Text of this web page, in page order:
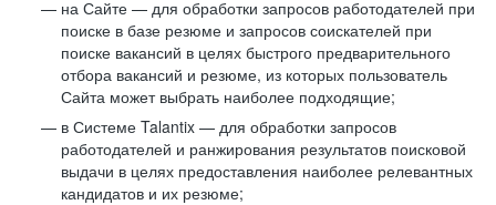
на Сайте — для обработки запросов работодателей при
поиске в базе резюме и запросов соискателей при
поиске вакансий в целях быстрого предварительного
отбора вакансий и резюме, из которых пользователь
Сайта может выбрать наиболее подходящие;
в Системе Talantix — для обработки запросов
работодателей и ранжирования результатов поисковой
выдачи в целях предоставления наиболее релевантных
кандидатов и их резюме;